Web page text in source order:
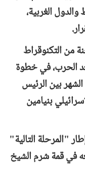
الغربية،
من التكنوقراط
الحرب، في خطوة
بين الرئيس
بنيامين
"المرحلة التالية"
في قمة شرم الشيخ